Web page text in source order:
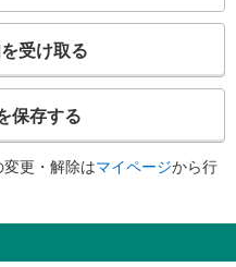
受け取る
保存する
更・解除はマイページから行